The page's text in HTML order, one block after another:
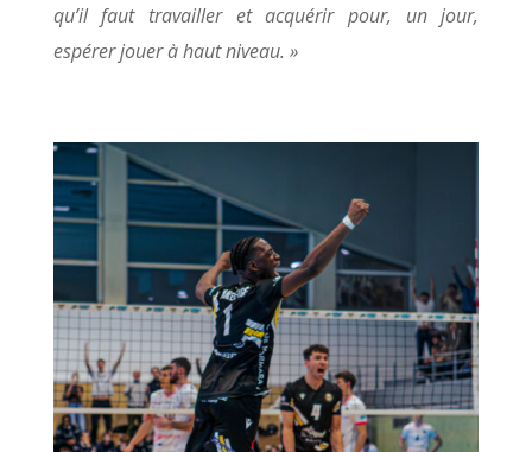
qu’il faut travailler et acquérir pour, un jour,
espérer jouer à haut niveau. »